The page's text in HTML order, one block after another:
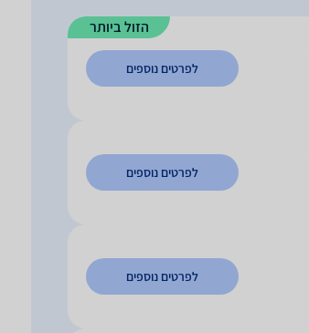
הזול ביותר
לפרטים נוספים
לפרטים נוספים
לפרטים נוספים